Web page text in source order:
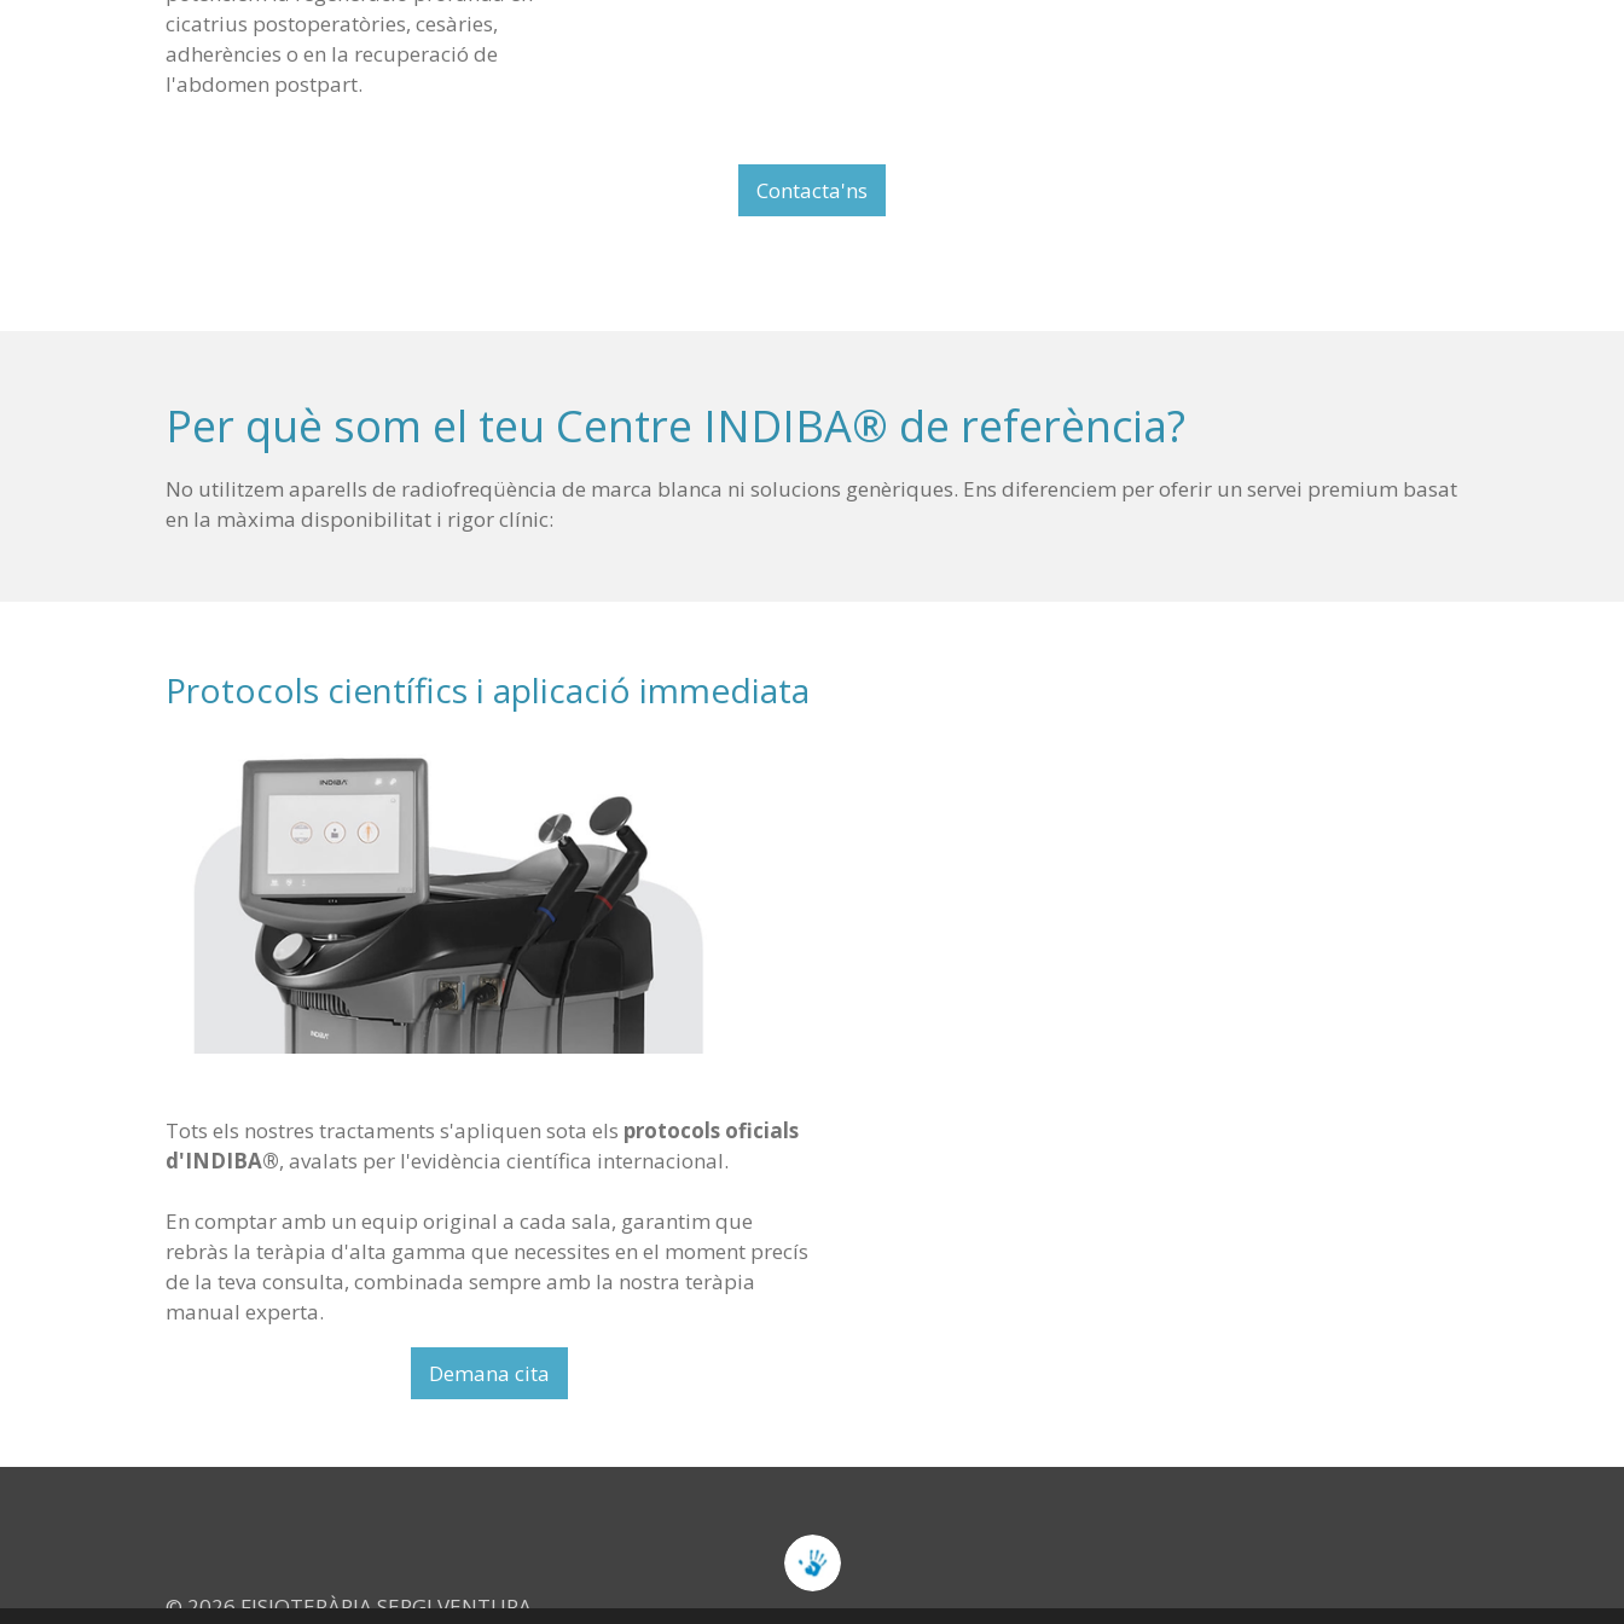
cicatrius postoperatòries, cesàries,
adherències o en la recuperació de
l'abdomen postpart.
Contacta'ns
Per què som el teu Centre INDIBA® de referència?
No utilitzem aparells de radiofreqüència de marca blanca ni solucions genèriques. Ens diferenciem per oferir un servei premium basat
en la màxima disponibilitat i rigor clínic:
Protocols científics i aplicació immediata
Tots els nostres tractaments s'apliquen sota els protocols oficials
d'INDIBA®, avalats per l'evidència científica internacional.
En comptar amb un equip original a cada sala, garantim que
rebràs la teràpia d'alta gamma que necessites en el moment precís
de la teva consulta, combinada sempre amb la nostra teràpia
manual experta.
Demana cita
© 2026 FISIOTERÀPIA SERGI VENTURA